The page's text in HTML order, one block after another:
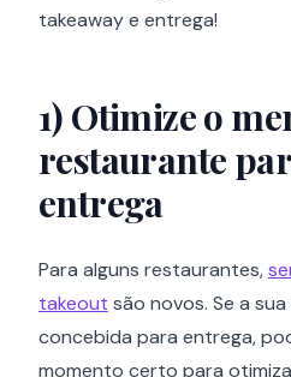
takeaway e entrega!
1) Otimize o
restaurante
entrega
Para alguns restaurantes,
takeout são novos. Se a
concebida para entrega,
momento certo para